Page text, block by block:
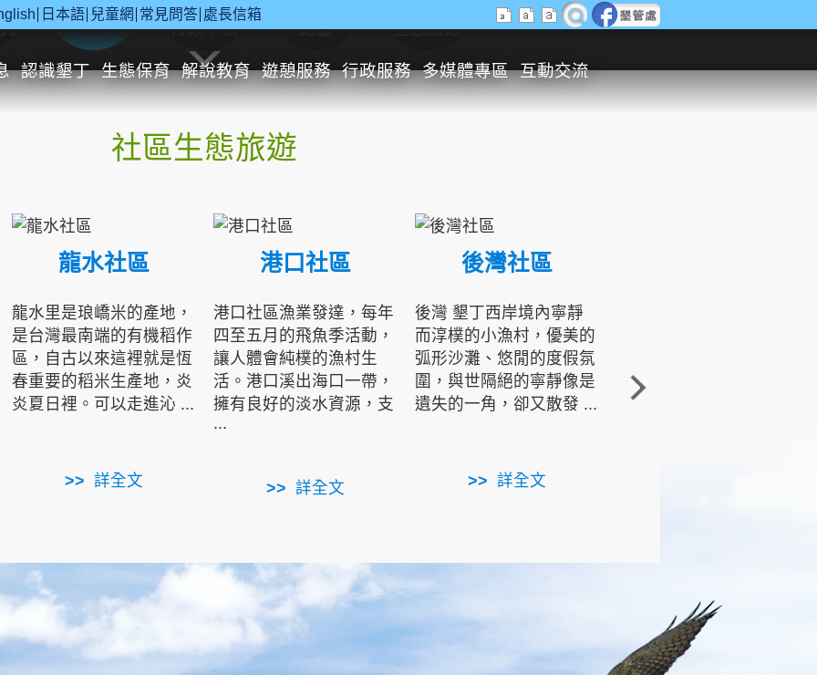
日本語 兒童網 常見問答 處長信箱
認識墾丁 生態保育 解說教育 遊憩服務 行政服務 多媒體專區 互動交流
休閒遊憩 行政申辦 兒童 生態旅遊
社區生態旅遊
龍水社區
龍水里是琅嶠米的產地，
是台灣最南端的有機稻作
區，自古以來這裡就是恆
春重要的稻米生產地，炎
炎夏日裡。可以走進沁 ...
詳全文
港口社區
港口社區漁業發達，每年
四至五月的飛魚季活動，
讓人體會純樸的漁村生
活。港口溪出海口一帶，
擁有良好的淡水資源，支
...
詳全文
後灣社區
後灣 墾丁西岸境內寧靜
而淳樸的小漁村，優美的
弧形沙灘、悠閒的度假氛
圍，與世隔絕的寧靜像是
遺失的一角，卻又散發 ...
詳全文
角的端點，冬季海浪拍打
著礁岸，旺盛的侵蝕作